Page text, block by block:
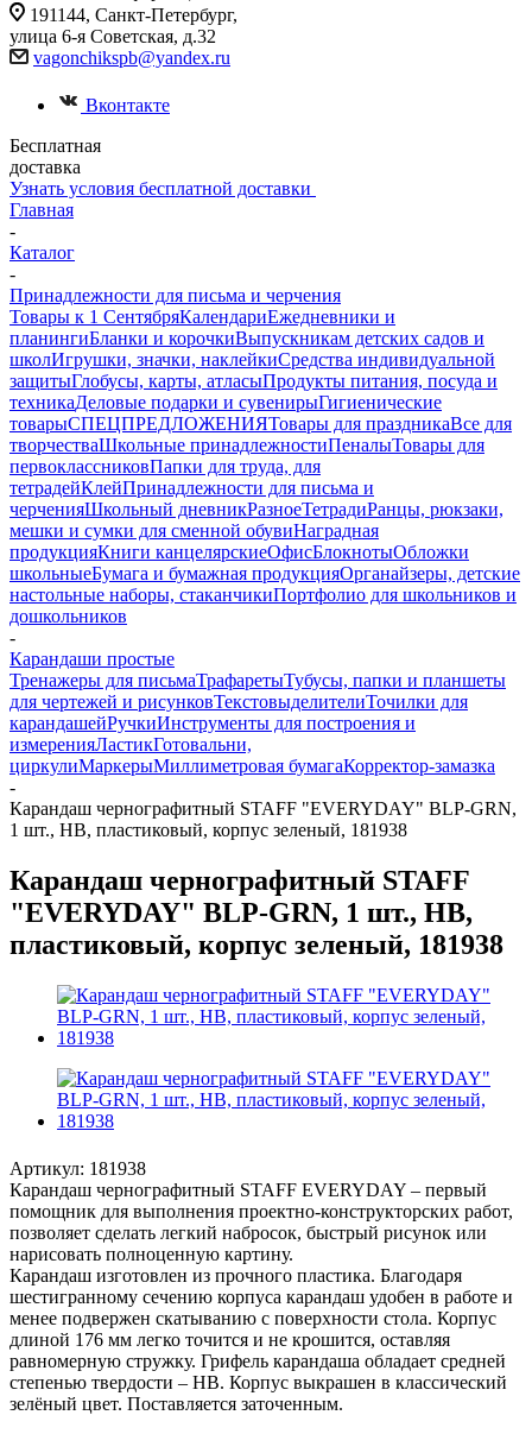
191144, Санкт-Петербург,
улица 6-я Советская, д.32
vagonchikspb@yandex.ru
Вконтакте
Бесплатная
доставка
Узнать условия бесплатной доставки
Главная
-
Каталог
-
Принадлежности для письма и черчения
Товары к 1 СентябряКалендариЕжедневники и
планингиБланки и корочкиВыпускникам детских садов и
школИгрушки, значки, наклейкиСредства индивидуальной
защитыГлобусы, карты, атласыПродукты питания, посуда и
техникаДеловые подарки и сувенирыГигиенические
товарыСПЕЦПРЕДЛОЖЕНИЯТовары для праздникаВсе для
творчестваШкольные принадлежностиПеналыТовары для
первоклассниковПапки для труда, для
тетрадейКлейПринадлежности для письма и
черченияШкольный дневникРазноеТетрадиРанцы, рюкзаки,
мешки и сумки для сменной обувиНаградная
продукцияКниги канцелярскиеОфисБлокнотыОбложки
школьныеБумага и бумажная продукцияОрганайзеры, детские
настольные наборы, стаканчикиПортфолио для школьников и
дошкольников
-
Карандаши простые
Тренажеры для письмаТрафаретыТубусы, папки и планшеты
для чертежей и рисунковТекстовыделителиТочилки для
карандашейРучкиИнструменты для построения и
измеренияЛастикГотовальни,
циркулиМаркерыМиллиметровая бумагаКорректор-замазка
-
Карандаш чернографитный STAFF "EVERYDAY" BLP-GRN,
1 шт., НВ, пластиковый, корпус зеленый, 181938
Карандаш чернографитный STAFF
"EVERYDAY" BLP-GRN, 1 шт., НВ,
пластиковый, корпус зеленый, 181938
Артикул: 181938
Карандаш чернографитный STAFF EVERYDAY – первый
помощник для выполнения проектно-конструкторских работ,
позволяет сделать легкий набросок, быстрый рисунок или
нарисовать полноценную картину.
Карандаш изготовлен из прочного пластика. Благодаря
шестигранному сечению корпуса карандаш удобен в работе и
менее подвержен скатыванию с поверхности стола. Корпус
длиной 176 мм легко точится и не крошится, оставляя
равномерную стружку. Грифель карандаша обладает средней
степенью твердости – HB. Корпус выкрашен в классический
зелёный цвет. Поставляется заточенным.